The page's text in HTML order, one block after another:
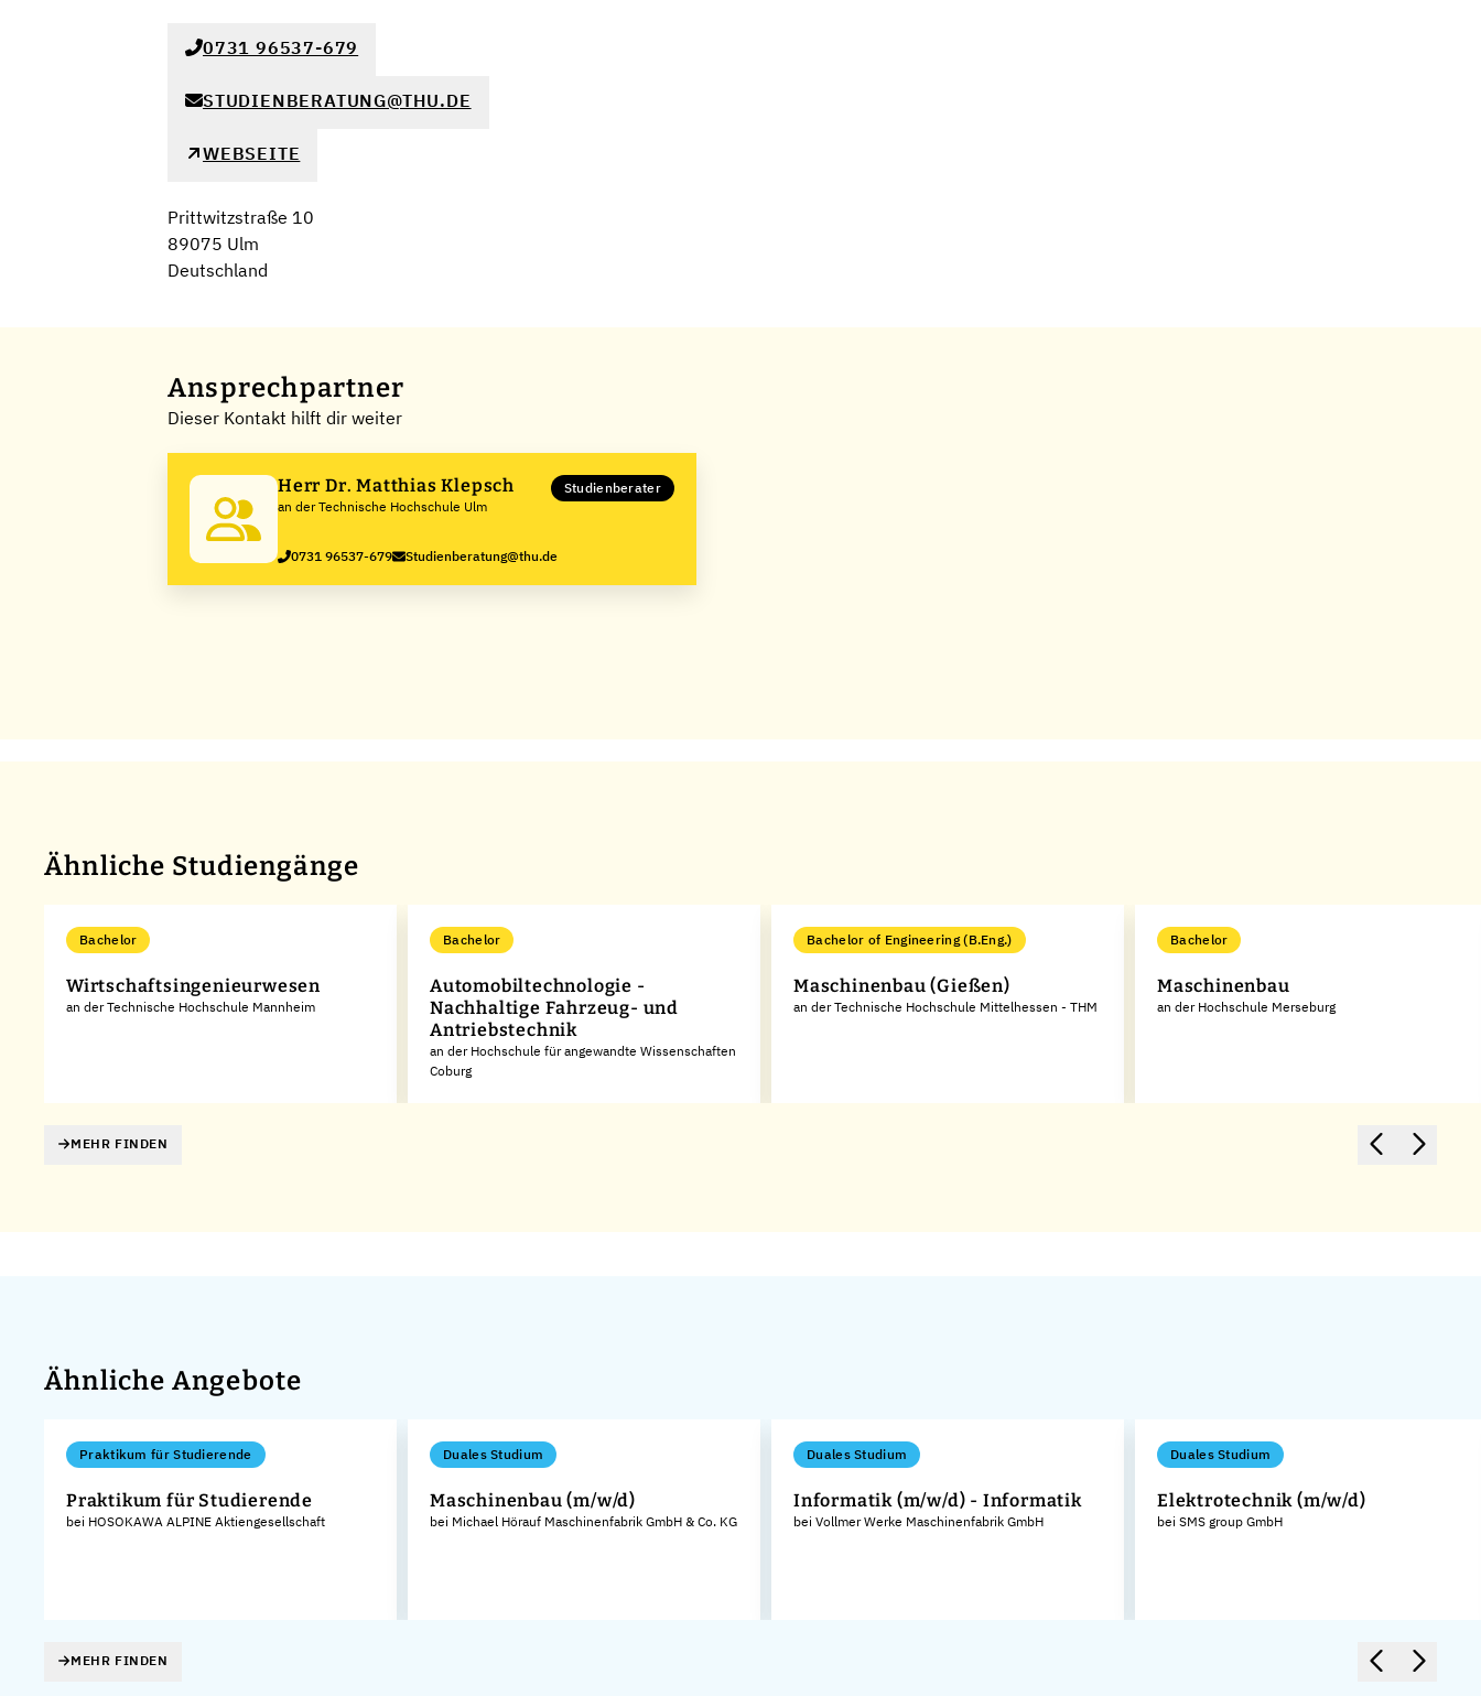
0731 96537-679
STUDIENBERATUNG@THU.DE
WEBSEITE
Prittwitzstraße 10
89075 Ulm
Deutschland
Ansprechpartner
Dieser Kontakt hilft dir weiter
Herr Dr. Matthias Klepsch
an der Technische Hochschule Ulm
Studienberater
0731 96537-679 Studienberatung@thu.de
Ähnliche Studiengänge
Bachelor
Wirtschaftsingenieurwesen
an der Technische Hochschule Mannheim
Bachelor
Automobiltechnologie -
Nachhaltige Fahrzeug- und
Antriebstechnik
an der Hochschule für angewandte Wissenschaften
Coburg
Bachelor of Engineering (B.Eng.)
Maschinenbau (Gießen)
an der Technische Hochschule Mittelhessen - THM
Bachelor
Maschinenbau
an der Hochschule Merseburg
MEHR FINDEN
Ähnliche Angebote
Praktikum für Studierende
Praktikum für Studierende
bei HOSOKAWA ALPINE Aktiengesellschaft
Duales Studium
Maschinenbau (m/w/d)
bei Michael Hörauf Maschinenfabrik GmbH & Co. KG
Duales Studium
Informatik (m/w/d) - Informatik
bei Vollmer Werke Maschinenfabrik GmbH
Duales Studium
Elektrotechnik (m/w/d)
bei SMS group GmbH
MEHR FINDEN